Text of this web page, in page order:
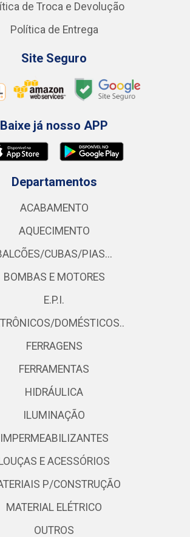
de Troca e Devolução
Política de Entrega
Site Seguro
Baixe já nosso APP
Departamentos
ACABAMENTO
AQUECIMENTO
CUBAS/PIAS...
BOMBAS E MOTORES
E.P.I.
DOMÉSTICOS..
FERRAGENS
FERRAMENTAS
HIDRÁULICA
ILUMINAÇÃO
IMPERMEABILIZANTES
E ACESSÓRIOS
P/CONSTRUÇÃO
MATERIAL ELÉTRICO
OUTROS